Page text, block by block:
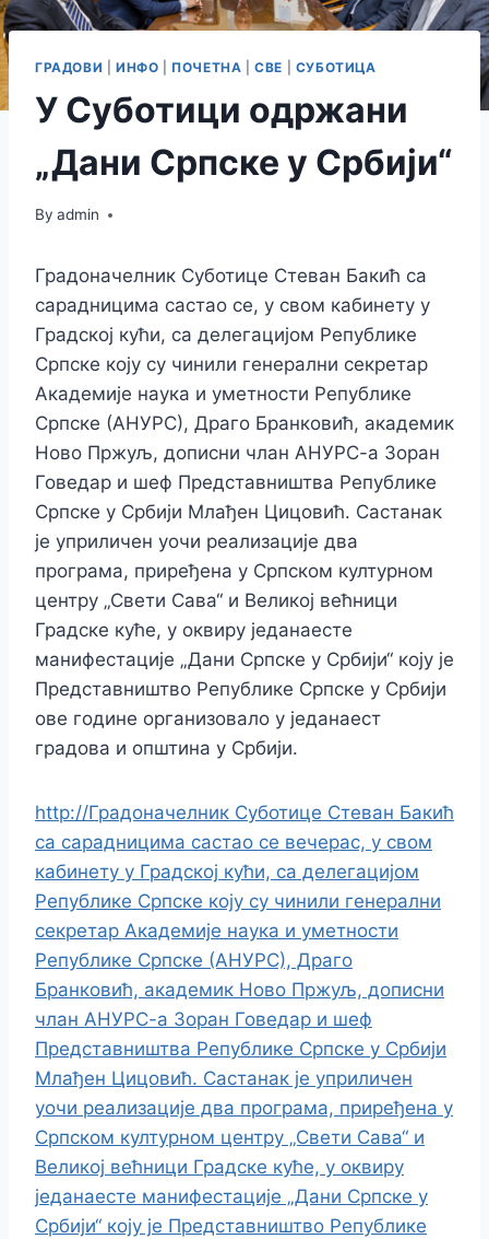
ГРАДОВИ ИНФО ПОЧЕТНА |СВЕ СУБОТИЦА
У Суботици одржани
„Дани Српске у Србији“
By admin
Градоначелник Суботице Стеван Бакић са
сарадницима састао се, у свом кабинету у
Градској кући, са делегацијом Републике
Српске коју су чинили генерални секретар
Академије наука и уметности Републике
Српске (АНУРС), Драго Бранковић, академик
Ново Пржуљ, дописни члан АНУРС-а Зоран
Говедар и шеф Представништва Републике
Српске у Србији Млађен Цицовић. Састанак
је уприличен уочи реализације два
програма, приређена у Српском културном
центру „Свети Сава“ и Великој већници
Градске куће, у оквиру једанаесте
манифестације „Дани Српске у Србији“ коју је
Представништво Републике Српске у Србији
ове године организовало у једанаест
градова и општина у Србији.
http://Градоначелник Суботице Стеван Бакић
са сарадницима састао се вечерас, у свом
кабинету у Градској кући, са делегацијом
Републике Српске коју су чинили генерални
секретар Академије наука и уметности
Републике Српске (АНУРС), Драго
Бранковић, академик Ново Пржуљ, дописни
члан АНУРС-а Зоран Говедар и шеф
Представништва Републике Српске у Србији
Млађен Цицовић. Састанак је уприличен
уочи реализације два програма, приређена у
Српском културном центру „Свети Сава“ и
Великој већници Градске куће, у оквиру
једанаесте манифестације „Дани Српске у
Србији“ коју је Представништво Републике